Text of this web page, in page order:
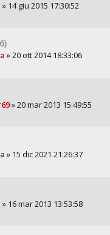
» 14 giu 2015 17:30:52
» 20 ott 2014 18:33:06
» 20 mar 2013 15:49:55
» 15 dic 2021 21:26:37
» 16 mar 2013 13:53:58